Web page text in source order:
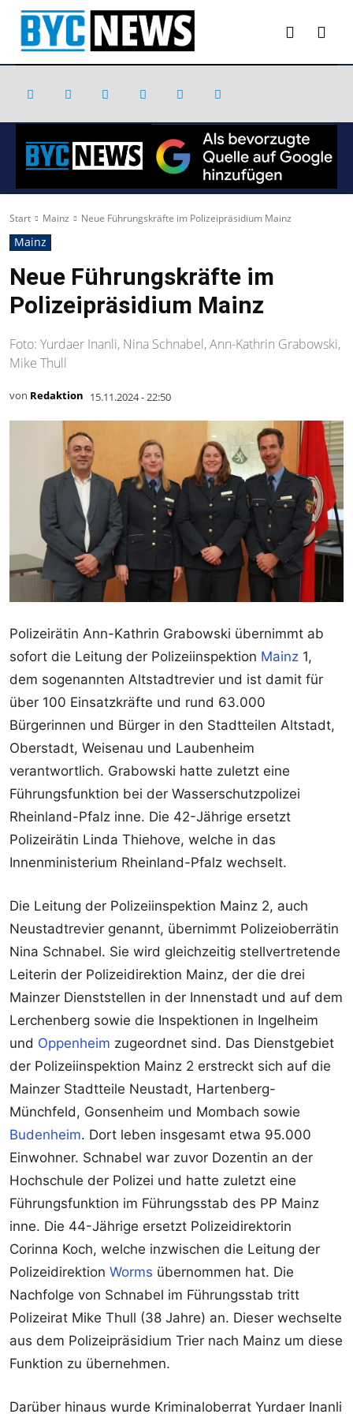
Start Mainz Neue Führungskräfte im Polizeipräsidium Mainz
Mainz
Neue Führungskräfte im
Polizeipräsidium Mainz
Foto: Yurdaer Inanli, Nina Schnabel, Ann-Kathrin Grabowski,
Mike Thull
von Redaktion 15.11.2024 - 22:50
Polizeirätin Ann-Kathrin Grabowski übernimmt ab
sofort die Leitung der Polizeiinspektion Mainz 1,
dem sogenannten Altstadtrevier und ist damit für
über 100 Einsatzkräfte und rund 63.000
Bürgerinnen und Bürger in den Stadtteilen Altstadt,
Oberstadt, Weisenau und Laubenheim
verantwortlich. Grabowski hatte zuletzt eine
Führungsfunktion bei der Wasserschutzpolizei
Rheinland-Pfalz inne. Die 42-Jährige ersetzt
Polizeirätin Linda Thiehove, welche in das
Innenministerium Rheinland-Pfalz wechselt.
Die Leitung der Polizeiinspektion Mainz 2, auch
Neustadtrevier genannt, übernimmt Polizeioberrätin
Nina Schnabel. Sie wird gleichzeitig stellvertretende
Leiterin der Polizeidirektion Mainz, der die drei
Mainzer Dienststellen in der Innenstadt und auf dem
Lerchenberg sowie die Inspektionen in Ingelheim
und Oppenheim zugeordnet sind. Das Dienstgebiet
der Polizeiinspektion Mainz 2 erstreckt sich auf die
Mainzer Stadtteile Neustadt, Hartenberg-
Münchfeld, Gonsenheim und Mombach sowie
Budenheim. Dort leben insgesamt etwa 95.000
Einwohner. Schnabel war zuvor Dozentin an der
Hochschule der Polizei und hatte zuletzt eine
Führungsfunktion im Führungsstab des PP Mainz
inne. Die 44-Jährige ersetzt Polizeidirektorin
Corinna Koch, welche inzwischen die Leitung der
Polizeidirektion Worms übernommen hat. Die
Nachfolge von Schnabel im Führungsstab tritt
Polizeirat Mike Thull (38 Jahre) an. Dieser wechselte
aus dem Polizeipräsidium Trier nach Mainz um diese
Funktion zu übernehmen.
Darüber hinaus wurde Kriminaloberrat Yurdaer Inanli